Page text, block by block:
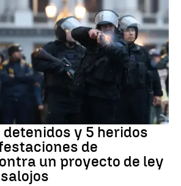
detenidos y 5 heridos
de
un proyecto de ley